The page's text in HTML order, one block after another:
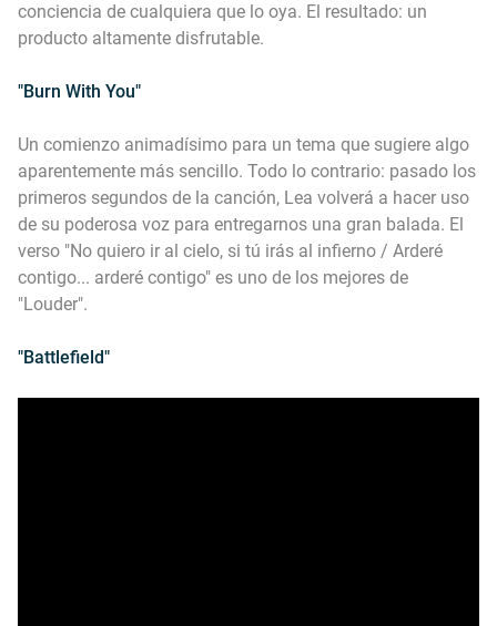
conciencia de cualquiera que lo oya. El resultado: un
producto altamente disfrutable.
"Burn With You"
Un comienzo animadísimo para un tema que sugiere algo
aparentemente más sencillo. Todo lo contrario: pasado los
primeros segundos de la canción, Lea volverá a hacer uso
de su poderosa voz para entregarnos una gran balada. El
verso "No quiero ir al cielo, si tú irás al infierno / Arderé
contigo... arderé contigo" es uno de los mejores de
"Louder".
"Battlefield"